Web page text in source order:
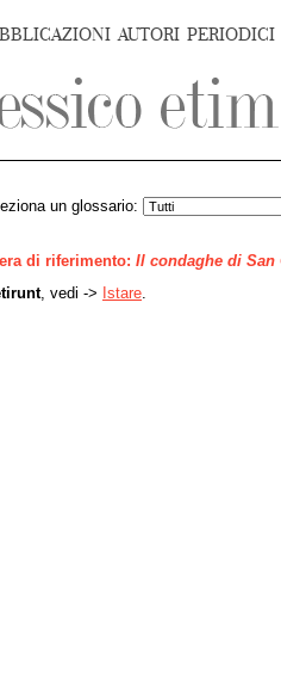
AUTORI PERIODICI
un glossario:
di riferimento: Il condaghe di San
, vedi -> Istare